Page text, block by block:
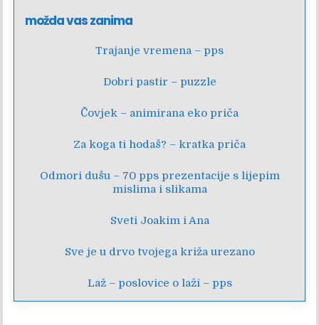
možda vas zanima
Trajanje vremena – pps
Dobri pastir – puzzle
Čovjek – animirana eko priča
Za koga ti hodaš? – kratka priča
Odmori dušu – 70 pps prezentacije s lijepim
mislima i slikama
Sveti Joakim i Ana
Sve je u drvo tvojega križa urezano
Laž – poslovice o laži – pps